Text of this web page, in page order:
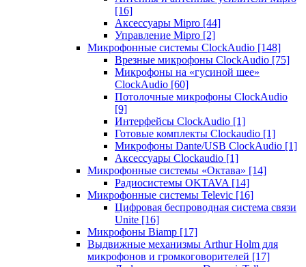
[16]
Аксессуары Mipro [44]
Управление Mipro [2]
Микрофонные системы ClockAudio [148]
Врезные микрофоны ClockAudio [75]
Микрофоны на «гусиной шее»
ClockAudio [60]
Потолочные микрофоны ClockAudio
[9]
Интерфейсы ClockAudio [1]
Готовые комплекты Clockaudio [1]
Микрофоны Dante/USB ClockAudio [1]
Аксессуары Clockaudio [1]
Микрофонные системы «Октава» [14]
Радиосистемы OKTAVA [14]
Микрофонные системы Televic [16]
Цифровая беспроводная система связи
Unite [16]
Микрофоны Biamp [17]
Выдвижные механизмы Arthur Holm для
микрофонов и громкоговорителей [17]